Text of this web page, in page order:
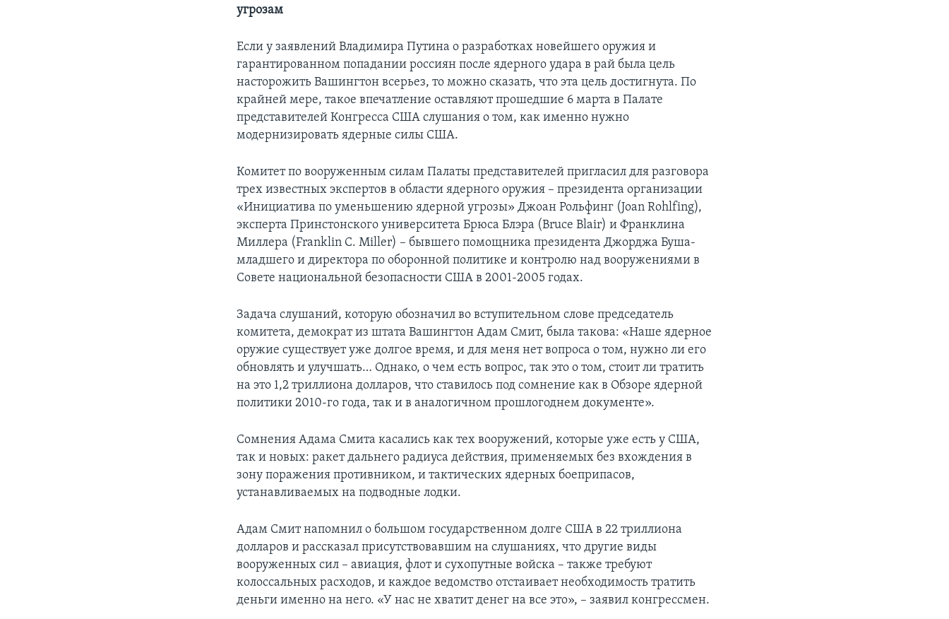
угрозам
Если у заявлений Владимира Путина о разработках новейшего оружия и
гарантированном попадании россиян после ядерного удара в рай была цель
насторожить Вашингтон всерьез, то можно сказать, что эта цель достигнута. По
крайней мере, такое впечатление оставляют прошедшие 6 марта в Палате
представителей Конгресса США слушания о том, как именно нужно
модернизировать ядерные силы США.
Комитет по вооруженным силам Палаты представителей пригласил для разговора
трех известных экспертов в области ядерного оружия – президента организации
«Инициатива по уменьшению ядерной угрозы» Джоан Рольфинг (Joan Rohlfing),
эксперта Принстонского университета Брюса Блэра (Bruce Blair) и Франклина
Миллера (Franklin C. Miller) – бывшего помощника президента Джорджа Буша-
младшего и директора по оборонной политике и контролю над вооружениями в
Совете национальной безопасности США в 2001-2005 годах.
Задача слушаний, которую обозначил во вступительном слове председатель
комитета, демократ из штата Вашингтон Адам Смит, была такова: «Наше ядерное
оружие существует уже долгое время, и для меня нет вопроса о том, нужно ли его
обновлять и улучшать… Однако, о чем есть вопрос, так это о том, стоит ли тратить
на это 1,2 триллиона долларов, что ставилось под сомнение как в Обзоре ядерной
политики 2010-го года, так и в аналогичном прошлогоднем документе».
Сомнения Адама Смита касались как тех вооружений, которые уже есть у США,
так и новых: ракет дальнего радиуса действия, применяемых без вхождения в
зону поражения противником, и тактических ядерных боеприпасов,
устанавливаемых на подводные лодки.
Адам Смит напомнил о большом государственном долге США в 22 триллиона
долларов и рассказал присутствовавшим на слушаниях, что другие виды
вооруженных сил – авиация, флот и сухопутные войска – также требуют
колоссальных расходов, и каждое ведомство отстаивает необходимость тратить
деньги именно на него. «У нас не хватит денег на все это», – заявил конгрессмен.